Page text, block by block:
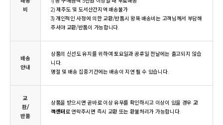
비
2) 제주도 및 도서산간지역 배송불가
3) 개인적인 사정에 의한 교환/반품시 왕복 배송비는 고객님께서 부담해
주셔야 교환/반품이 가능합니다.
배송
안내
상품의 신선도 유지를 위하여 토요일과 공휴일 전날에는 출고되지 않습
니다.
명절 및 배송 집중기간에는 배송이 지연 될 수 있습니다.
교
환/
반품
상품을 받으시면 곧바로 이상 유무를 확인하시고 이상이 있을 경우 고
객센터로 연락주시면 즉시 교환 또는 환불처리가 가능합니다.